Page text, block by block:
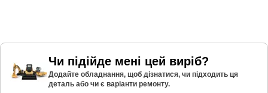
Чи підійде мені цей виріб?
Додайте обладнання, щоб дізнатися, чи підходить ця
деталь або чи є варіанти ремонту.